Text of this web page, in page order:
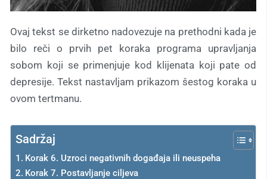
Ovaj tekst se dirketno nadovezuje na prethodni kada je
bilo reči o prvih pet koraka programa upravljanja
sobom koji se primenjuje kod klijenata koji pate od
depresije. Tekst nastavljam prikazom šestog koraka u
ovom tertmanu.
Sadržaj
Korak 6. Uzroci negativnih događaja ili neuspeha
Korak 7. Postavljanje ciljeva